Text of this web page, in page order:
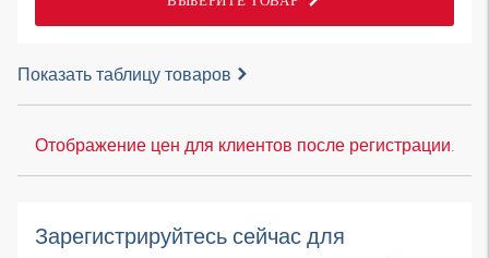
Показать таблицу товаров
Отображение цен для клиентов после регистрации.
Зарегистрируйтесь сейчас для